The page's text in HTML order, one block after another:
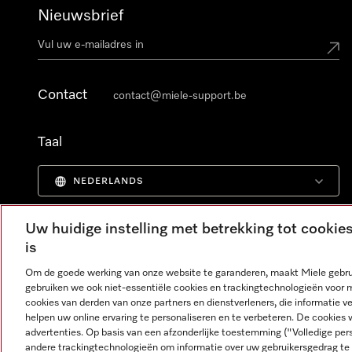
Nieuwsbrief
Contact contact@miele-support.be
Taal
NEDERLANDS
Uw huidige instelling met betrekking tot
is
Om de goede werking van onze website te garanderen, maakt Miele
gebruiken we ook niet-essentiële cookies en trackingtechnologieën voor
cookies van derden van onze partners en dienstverleners, die informatie
helpen uw online ervaring te personaliseren en te verbeteren. De
advertenties. Op basis van een afzonderlijke toestemming ("Volledige
andere trackingtechnologieën om informatie over uw gebruikersgedrag